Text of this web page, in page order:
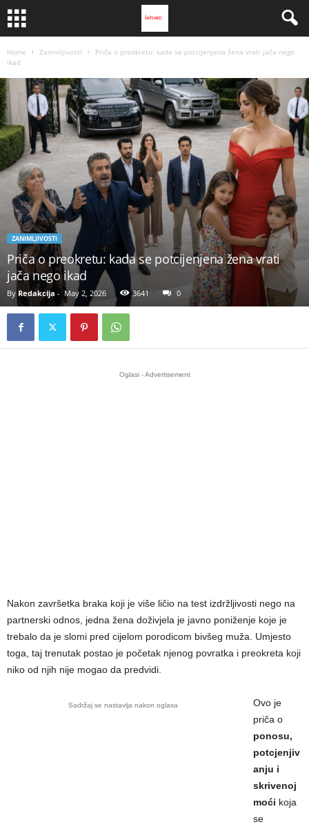
Home Zanimljivosti
Priča o preokretu: kada se potcijenjena žena vrati jača nego
ikad
ZANIMLJIVOSTI
Priča o preokretu: kada se potcijenjena žena vrati
jača nego ikad
By Redakcija - May 2, 2026 3641 0
Oglasi - Advertisement
Nakon završetka braka koji je više ličio na test izdržljivosti nego na
partnerski odnos, jedna žena doživjela je javno poniženje koje je
trebalo da je slomi pred cijelom porodicom bivšeg muža. Umjesto
toga, taj trenutak postao je početak njenog povratka i preokreta koji
niko od njih nije mogao da predvidi.
Sadržaj se nastavlja nakon oglasa
Ovo je
priča o
ponosu,
potcjenjiv
anju i
skrivenoj
moći koja
se